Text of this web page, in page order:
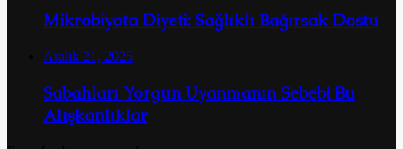
Mikrobiyota Diyeti: Sağlıklı Bağırsak Dostu
Aralık 21, 2025
Sabahları Yorgun Uyanmanın Sebebi Bu
Alışkanlıklar